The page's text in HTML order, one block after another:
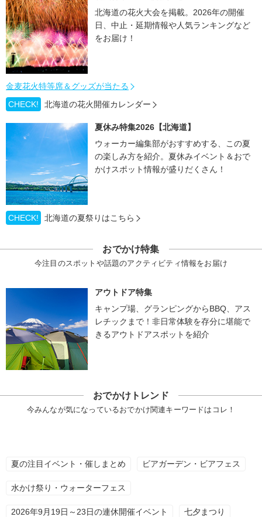
北海道の花火大会を掲載。2026年の開催
日、中止・延期情報や人気ランキングなど
をお届け！
金麦花火特等席＆グッズが当たる
CHECK!
北海道の花火開催カレンダー
夏休み特集2026【北海道】
ウォーカー編集部がおすすめする、この夏
の楽しみ方を紹介。夏休みイベント＆おで
かけスポット情報が盛りだくさん！
CHECK! 北海道の夏祭りはこちら
おでかけ特集
今注目のスポットや話題のアクティビティ情報をお届け
アウトドア特集
キャンプ場、グランピングからBBQ、アス
レチックまで！非日常体験を存分に堪能で
きるアウトドアスポットを紹介
おでかけトレンド
今みんなが気になっているおでかけ関連キーワードはコレ！
夏の注目イベント・催しまとめ ビアガーデン・ビアフェス
水かけ祭り・ウォーターフェス
2026年9月19日～23日の連休開催イベント 七夕まつり